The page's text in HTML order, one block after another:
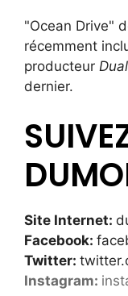
"Ocean Drive"
récemment
producteur
dernier.
Site Internet:
Facebook:
Twitter:
Instagram: